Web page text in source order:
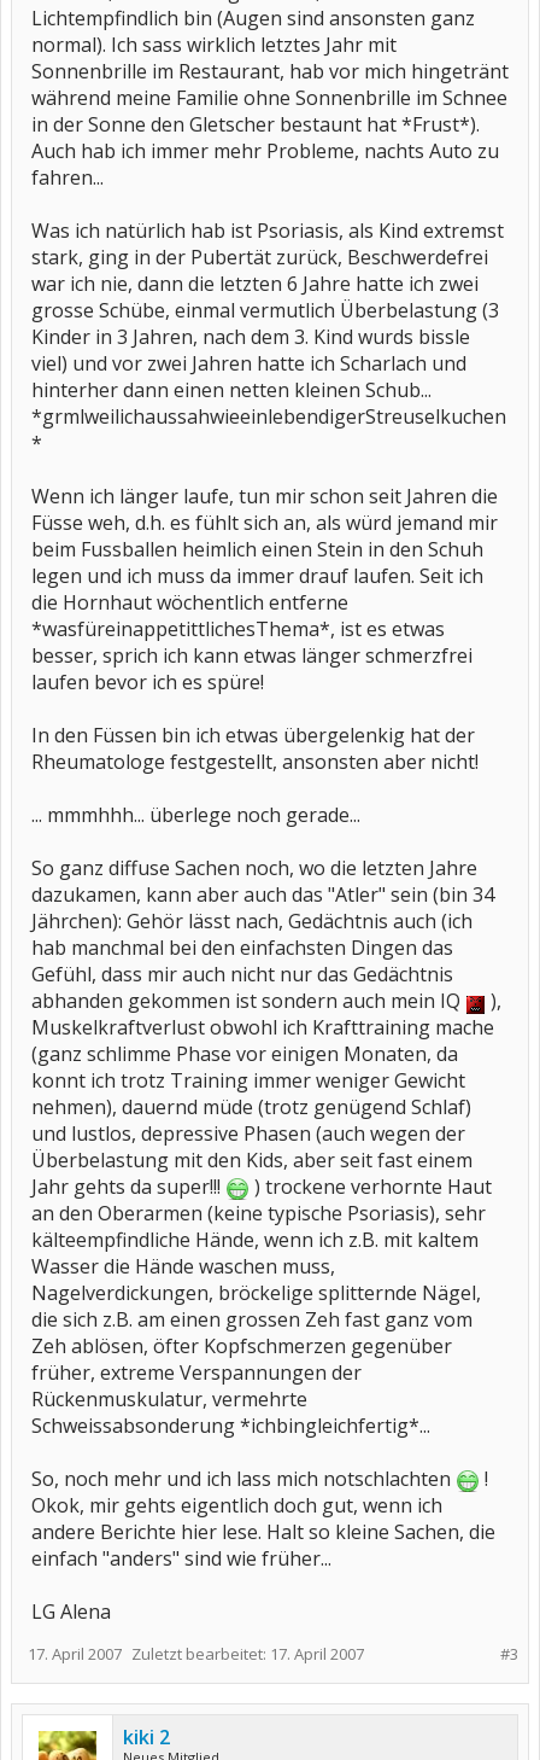
Lichtempfindlich bin (Augen sind ansonsten ganz
normal). Ich sass wirklich letztes Jahr mit
Sonnenbrille im Restaurant, hab vor mich hingetränt
während meine Familie ohne Sonnenbrille im Schnee
in der Sonne den Gletscher bestaunt hat *Frust*).
Auch hab ich immer mehr Probleme, nachts Auto zu
fahren...
Was ich natürlich hab ist Psoriasis, als Kind extremst
stark, ging in der Pubertät zurück, Beschwerdefrei
war ich nie, dann die letzten 6 Jahre hatte ich zwei
grosse Schübe, einmal vermutlich Überbelastung (3
Kinder in 3 Jahren, nach dem 3. Kind wurds bissle
viel) und vor zwei Jahren hatte ich Scharlach und
hinterher dann einen netten kleinen Schub...
*grmlweilichaussahwieeinlebendigerStreuselkuchen
*
Wenn ich länger laufe, tun mir schon seit Jahren die
Füsse weh, d.h. es fühlt sich an, als würd jemand mir
beim Fussballen heimlich einen Stein in den Schuh
legen und ich muss da immer drauf laufen. Seit ich
die Hornhaut wöchentlich entferne
*wasfüreinappetittlichesThema*, ist es etwas
besser, sprich ich kann etwas länger schmerzfrei
laufen bevor ich es spüre!
In den Füssen bin ich etwas übergelenkig hat der
Rheumatologe festgestellt, ansonsten aber nicht!
... mmmhhh... überlege noch gerade...
So ganz diffuse Sachen noch, wo die letzten Jahre
dazukamen, kann aber auch das "Atler" sein (bin 34
Jährchen): Gehör lässt nach, Gedächtnis auch (ich
hab manchmal bei den einfachsten Dingen das
Gefühl, dass mir auch nicht nur das Gedächtnis
abhanden gekommen ist sondern auch mein IQ
),
Muskelkraftverlust obwohl ich Krafttraining mache
(ganz schlimme Phase vor einigen Monaten, da
konnt ich trotz Training immer weniger Gewicht
nehmen), dauernd müde (trotz genügend Schlaf)
und lustlos, depressive Phasen (auch wegen der
Überbelastung mit den Kids, aber seit fast einem
Jahr gehts da super!!!
) trockene verhornte Haut
an den Oberarmen (keine typische Psoriasis), sehr
kälteempfindliche Hände, wenn ich z.B. mit kaltem
Wasser die Hände waschen muss,
Nagelverdickungen, bröckelige splitternde Nägel,
die sich z.B. am einen grossen Zeh fast ganz vom
Zeh ablösen, öfter Kopfschmerzen gegenüber
früher, extreme Verspannungen der
Rückenmuskulatur, vermehrte
Schweissabsonderung *ichbingleichfertig*...
So, noch mehr und ich lass mich notschlachten
!
Okok, mir gehts eigentlich doch gut, wenn ich
andere Berichte hier lese. Halt so kleine Sachen, die
einfach "anders" sind wie früher...
LG Alena
#3
17. April 2007 Zuletzt bearbeitet: 17. April 2007
kiki 2